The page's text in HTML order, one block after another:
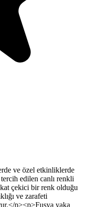
ve özel etkinliklerde
edilen canlı renkli
çekici bir renk olduğu
ve zarafeti
p><p>Fuşya yaka